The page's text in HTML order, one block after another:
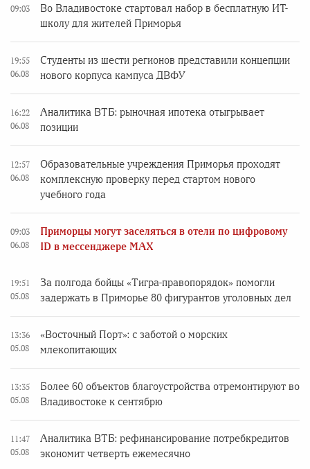
09:03
Во Владивостоке стартовал набор в бесплатную ИТ-
школу для жителей Приморья
19:55
06.08
Студенты из шести регионов представили концепции
нового корпуса кампуса ДВФУ
16:22
06.08
Аналитика ВТБ: рыночная ипотека отыгрывает
позиции
12:57
06.08
Образовательные учреждения Приморья проходят
комплексную проверку перед стартом нового
учебного года
09:03
06.08
Приморцы могут заселяться в отели по цифровому
ID в мессенджере MAX
19:51
05.08
За полгода бойцы «Тигра-правопорядок» помогли
задержать в Приморье 80 фигурантов уголовных дел
13:36
05.08
«Восточный Порт»: с заботой о морских
млекопитающих
13:35
05.08
Более 60 объектов благоустройства отремонтируют во
Владивостоке к сентябрю
11:47
05.08
Аналитика ВТБ: рефинансирование потребкредитов
экономит четверть ежемесячно